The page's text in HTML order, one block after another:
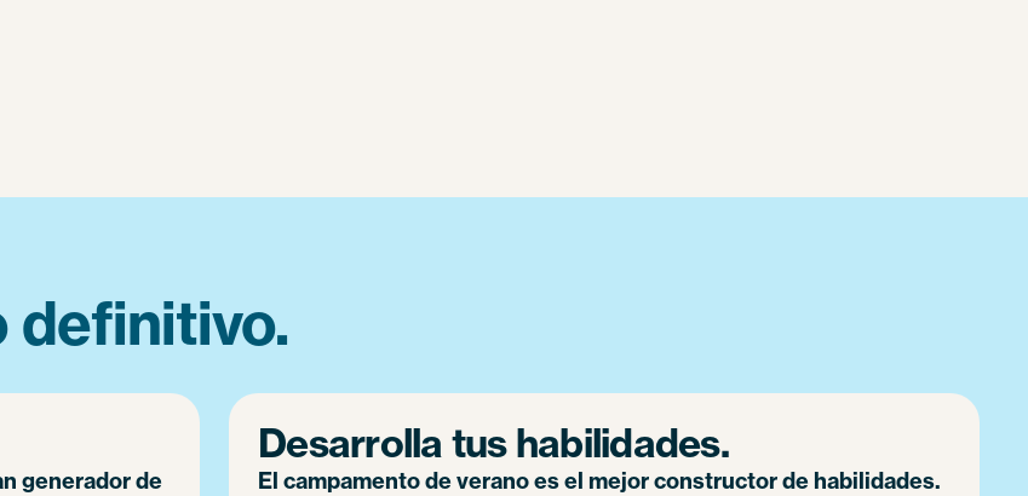
definitivo.
generador de
Desarrolla tus habilidades.
El campamento de verano es el mejor constructor de habilidades.